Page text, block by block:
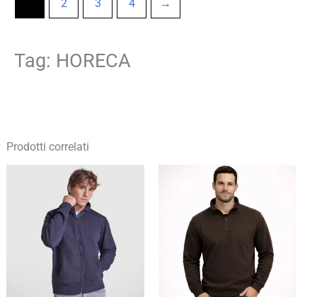
2 3 4 →
Tag: HORECA
Prodotti correlati
Fascia
di
prezzo:
da
17,49 €
a
24,99 €
Fascia
di
prezzo:
da
12,12 €
17,31 €